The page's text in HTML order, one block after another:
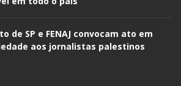
de SP e FENAJ convocam ato em
aos jornalistas palestinos